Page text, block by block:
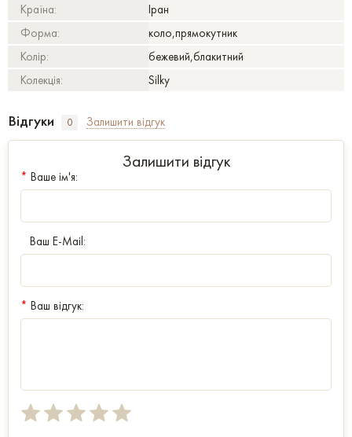
Країна:
Іран
Форма:
коло,прямокутник
Колір:
бежевий,блакитний
Колекція:
Silky
Відгуки 0 Залишити відгук
Залишити відгук
* Ваше ім'я:
Ваш E-Mail:
* Ваш відгук: